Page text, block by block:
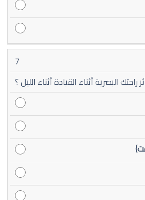
7
راحتك البصرية أثناء القيادة أثناء الليل ؟